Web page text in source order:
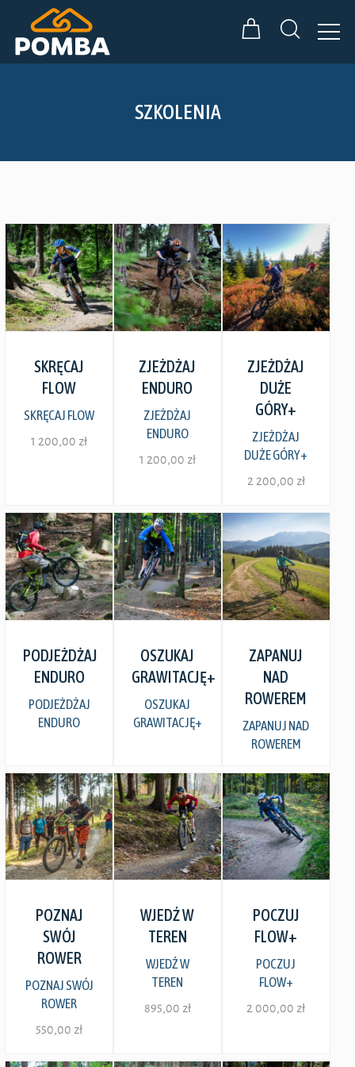
SZKOLENIA
SKRĘCAJ
FLOW
SKRĘCAJ FLOW
1 200,00 zł
ma
wiele
wariantów.
Opcje
można
wybrać
na
produktu
ZJEŻDŻAJ
ENDURO
ZJEŻDŻAJ
ENDURO
1 200,00 zł
produkt
ma
wiele
wariantów.
można
wybrać
na
produktu
ZJEŻDŻAJ
DUŻE
GÓRY+
ZJEŻDŻAJ
DUŻE GÓRY+
2 200,00 zł
Ten
produkt
ma
wiele
Opcje
można
wybrać
na
stronie
produktu
PODJEŻDŻAJ
ENDURO
PODJEŻDŻAJ
ENDURO
OSZUKAJ
GRAWITACJĘ+
OSZUKAJ
GRAWITACJĘ+
ZAPANUJ
NAD
ROWEREM
ZAPANUJ NAD
ROWEREM
POZNAJ
SWÓJ
ROWER
POZNAJ SWÓJ
ROWER
550,00 zł
WJEDŹ W
TEREN
WJEDŹ W
TEREN
895,00 zł
POCZUJ
FLOW+
POCZUJ
FLOW+
2 000,00 zł